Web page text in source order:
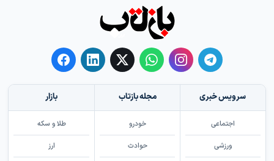
سرویس خبری
اجتماعی
ورزشی
مجله بازتاب
خودرو
حوادث
بازار
طلا و سکه
ارز